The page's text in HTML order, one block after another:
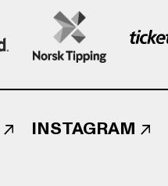
INSTAGRAM